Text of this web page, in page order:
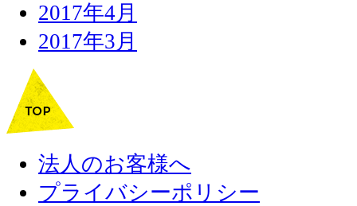
2017年4月
2017年3月
法人のお客様へ
プライバシーポリシー